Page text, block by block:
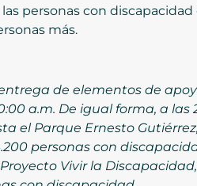
personas con
más.
de elementos de
a.m. De igual forma, a las
el Parque Ernesto
personas con
Vivir la